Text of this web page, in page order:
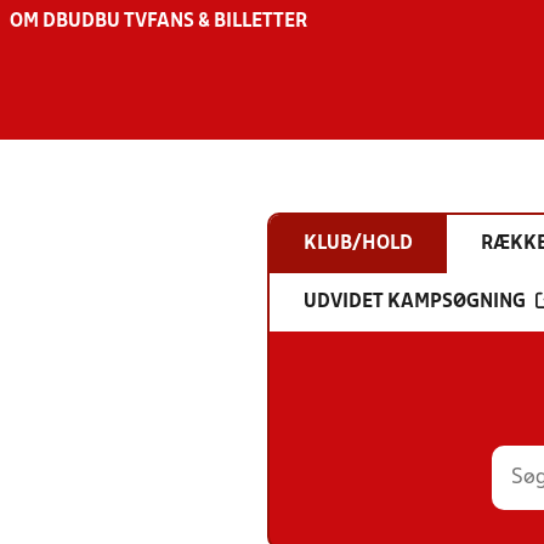
OM DBU DBU TV FANS & BILLETTER
KLUB/HOLD
UDVIDET KAMPSØGNING